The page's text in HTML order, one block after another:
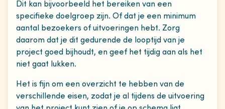
Dit kan bijvoorbeeld het bereiken van een
specifieke doelgroep zijn. Of dat je een minimum
aantal bezoekers of uitvoeringen hebt. Zorg
daarom dat je dit gedurende de looptijd van je
project goed bijhoudt, en geef het tijdig aan als het
niet gaat lukken.
Het is fijn om een overzicht te hebben van de
verschillende eisen, zodat je al tijdens de uitvoering